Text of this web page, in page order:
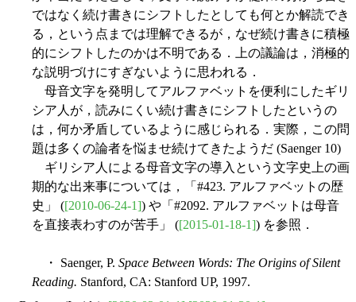
ではなく続け書きにシフトしたとしても何とか解読でき
る，という点までは理解できるが，なぜ続け書きに積極
的にシフトしたのかは不明である．上の議論は，消極的
な説明づけにすぎないように思われる．
母音文字を発明してアルファベットを便利にしたギリ
シア人が，読みにくい続け書きにシフトしたというの
は，何か矛盾しているように感じられる．実際，この問
題は多くの論者を悩ませ続けてきたようだ (Saenger 10)
ギリシア人による母音文字の導入という文字史上の画
期的な出来事については，「#423. アルファベットの歴
史」 ([2010-06-24-1]) や「#2092. アルファベットは母音
を直接表わすのが苦手」 ([2015-01-18-1]) を参照．
・ Saenger, P. Space Between Words: The Origins of Silent
Reading. Stanford, CA: Stanford UP, 1997.